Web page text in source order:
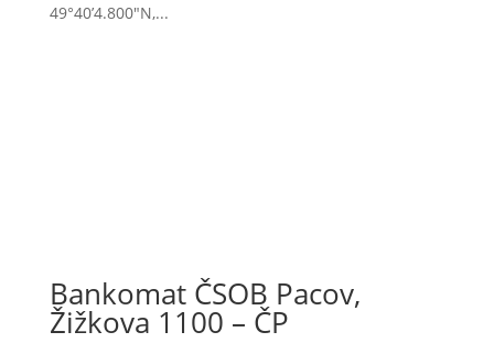
49°40’4.800″N,...
Bankomat ČSOB Pacov,
Žižkova 1100 – ČP